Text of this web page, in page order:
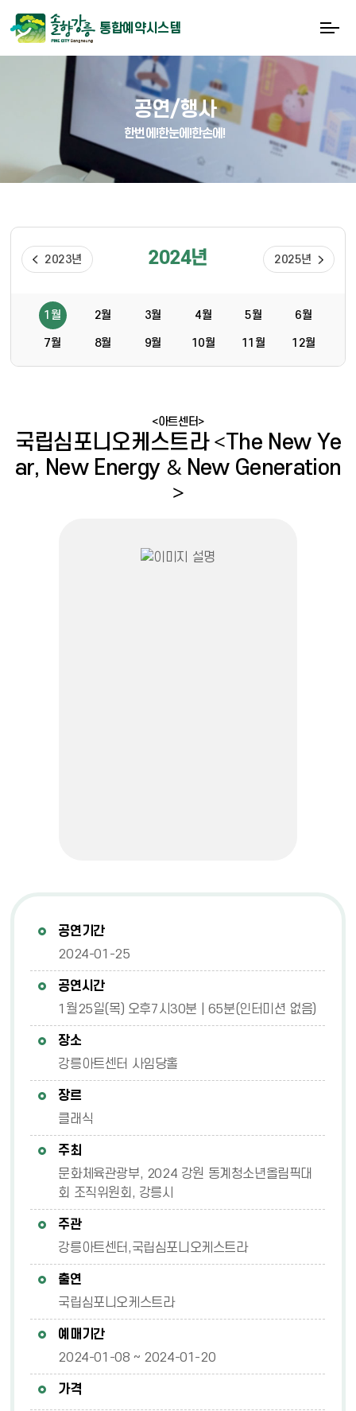
통합예약시스템
공연/행사
한번에!한눈에!한손에!
2024년
2023년 2025년
1월 2월 3월 4월 5월 6월
7월 8월 9월 10월 11월 12월
<아트센터>
국립심포니오케스트라 ＜The New Ye
ar, New Energy ＆ New Generation
＞
공연기간
2024-01-25
공연시간
1월25일(목) 오후7시30분 | 65분(인터미션 없음)
장소
강릉아트센터 사임당홀
장르
클래식
주최
문화체육관광부, 2024 강원 동계청소년올림픽대
회 조직위원회, 강릉시
주관
강릉아트센터,국립심포니오케스트라
출연
국립심포니오케스트라
예매기간
2024-01-08 ~ 2024-01-20
가격